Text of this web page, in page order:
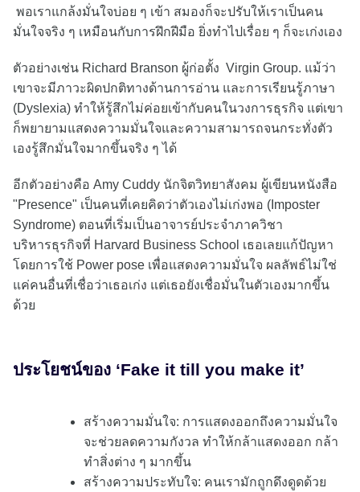
พอเราแกล้งมั่นใจบ่อย ๆ เข้า สมองก็จะปรับให้เราเป็นคน
มั่นใจจริง ๆ เหมือนกับการฝึกฝีมือ ยิ่งทำไปเรื่อย ๆ ก็จะเก่งเอง
ตัวอย่างเช่น Richard Branson ผู้ก่อตั้ง Virgin Group. แม้ว่า
เขาจะมีภาวะผิดปกติทางด้านการอ่าน และการเรียนรู้ภาษา
(Dyslexia) ทำให้รู้สึกไม่ค่อยเข้ากับคนในวงการธุรกิจ แต่เขา
ก็พยายามแสดงความมั่นใจและความสามารถจนกระทั่งตัว
เองรู้สึกมั่นใจมากขึ้นจริง ๆ ได้
อีกตัวอย่างคือ Amy Cuddy นักจิตวิทยาสังคม ผู้เขียนหนังสือ
"Presence" เป็นคนที่เคยคิดว่าตัวเองไม่เก่งพอ (Imposter
Syndrome) ตอนที่เริ่มเป็นอาจารย์ประจำภาควิชา
บริหารธุรกิจที่ Harvard Business School เธอเลยแก้ปัญหา
โดยการใช้ Power pose เพื่อแสดงความมั่นใจ ผลลัพธ์ไม่ใช่
แค่คนอื่นที่เชื่อว่าเธอเก่ง แต่เธอยังเชื่อมั่นในตัวเองมากขึ้น
ด้วย
ประโยชน์ของ ‘Fake it till you make it’
สร้างความมั่นใจ: การแสดงออกถึงความมั่นใจ
จะช่วยลดความกังวล ทำให้กล้าแสดงออก กล้า
ทำสิ่งต่าง ๆ มากขึ้น
สร้างความประทับใจ: คนเรามักถูกดึงดูดด้วย